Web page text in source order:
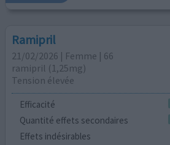
Ramipril
21/02/2026 | Femme | 66
ramipril (1,25mg)
Tension élevée
Efficacité
Quantité effets secondaires
Effets indésirables